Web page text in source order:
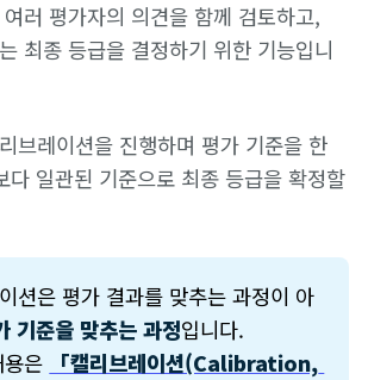
러 평가자의 의견을 함께 검토하고,
최종 등급을 결정하기 위한 기능입니
브레이션을 진행하며 평가 기준을 한
다 일관된 기준으로 최종 등급을 확정할
션은 평가 결과를 맞추는 과정이 아
기준을 맞추는 과정입니다.
은
「캘리브레이션(Calibration,